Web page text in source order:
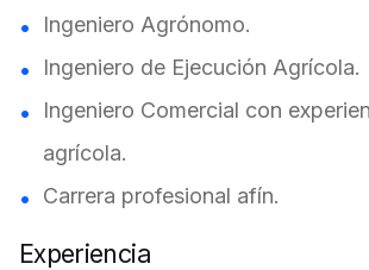
Ingeniero Agrónomo.
Ingeniero de Ejecución Agrícola.
Ingeniero Comercial con
agrícola.
Carrera profesional afín.
Experiencia